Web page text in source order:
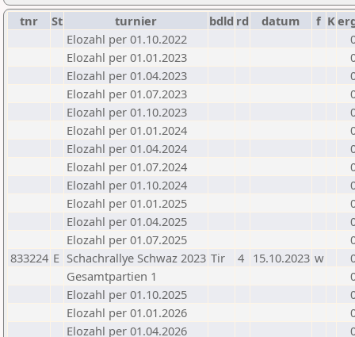
tnr St turnier bdld rd datum f K
Elozahl per 01.10.2022
Elozahl per 01.01.2023
Elozahl per 01.04.2023
Elozahl per 01.07.2023
Elozahl per 01.10.2023
Elozahl per 01.01.2024
Elozahl per 01.04.2024
Elozahl per 01.07.2024
Elozahl per 01.10.2024
Elozahl per 01.01.2025
Elozahl per 01.04.2025
Elozahl per 01.07.2025
833224 E Schachrallye Schwaz 2023 Tir 4 15.10.2023 w
Gesamtpartien 1
Elozahl per 01.10.2025
Elozahl per 01.01.2026
Elozahl per 01.04.2026